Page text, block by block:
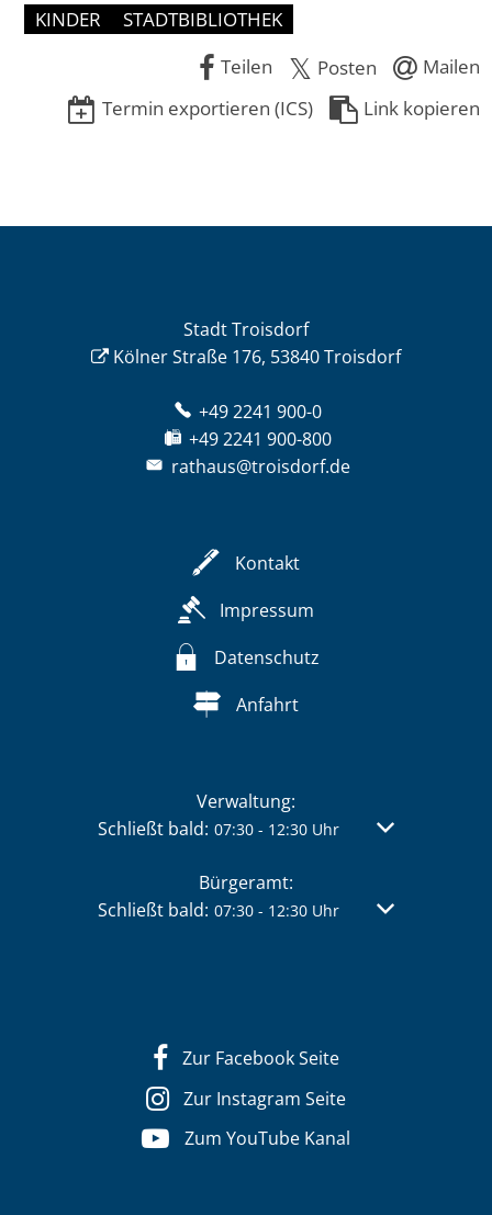
KINDER
STADTBIBLIOTHEK
Teilen
Posten
Mailen
Termin exportieren (ICS)
Link kopieren
Stadt Troisdorf
Kölner Straße 176, 53840 Troisdorf
+49 2241 900-0
+49 2241 900-800
rathaus@troisdorf.de
Kontakt
Impressum
Datenschutz
Anfahrt
Verwaltung:
Klicken, um weitere Öffnungs- oder
Schließt bald: 07:30 - 12:30 Uhr Von 07:30 bis
Bürgeramt:
Klicken, um weitere Öffnungs- oder
Schließt bald: 07:30 - 12:30 Uhr Von 07:30 bis
Zur Facebook Seite
Zur Instagram Seite
Zum YouTube Kanal